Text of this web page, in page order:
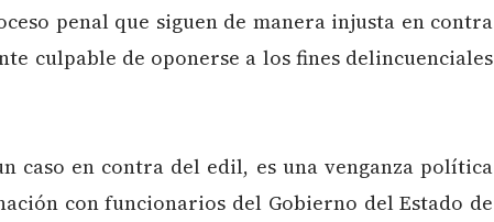
penal que siguen de manera injusta en contra
culpable de oponerse a los fines delincuenciales
caso en contra del edil, es una venganza política
con funcionarios del Gobierno del Estado de